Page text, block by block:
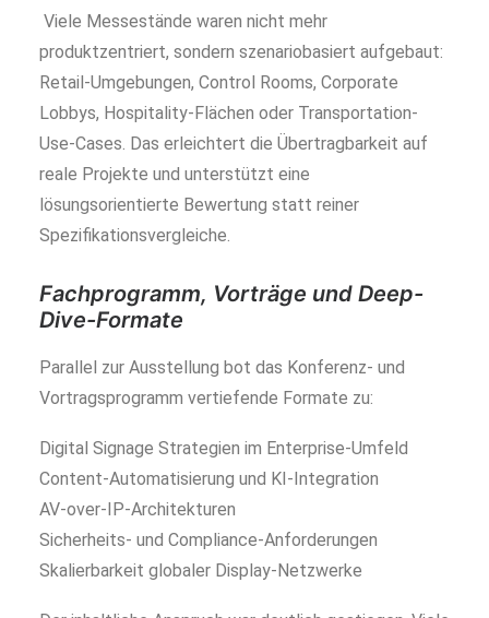
Viele Messestände waren nicht mehr
produktzentriert, sondern szenariobasiert aufgebaut:
Retail-Umgebungen, Control Rooms, Corporate
Lobbys, Hospitality-Flächen oder Transportation-
Use-Cases. Das erleichtert die Übertragbarkeit auf
reale Projekte und unterstützt eine
lösungsorientierte Bewertung statt reiner
Spezifikationsvergleiche.
Fachprogramm, Vorträge und Deep-
Dive-Formate
Parallel zur Ausstellung bot das Konferenz- und
Vortragsprogramm vertiefende Formate zu:
Digital Signage Strategien im Enterprise-Umfeld
Content-Automatisierung und KI-Integration
AV-over-IP-Architekturen
Sicherheits- und Compliance-Anforderungen
Skalierbarkeit globaler Display-Netzwerke